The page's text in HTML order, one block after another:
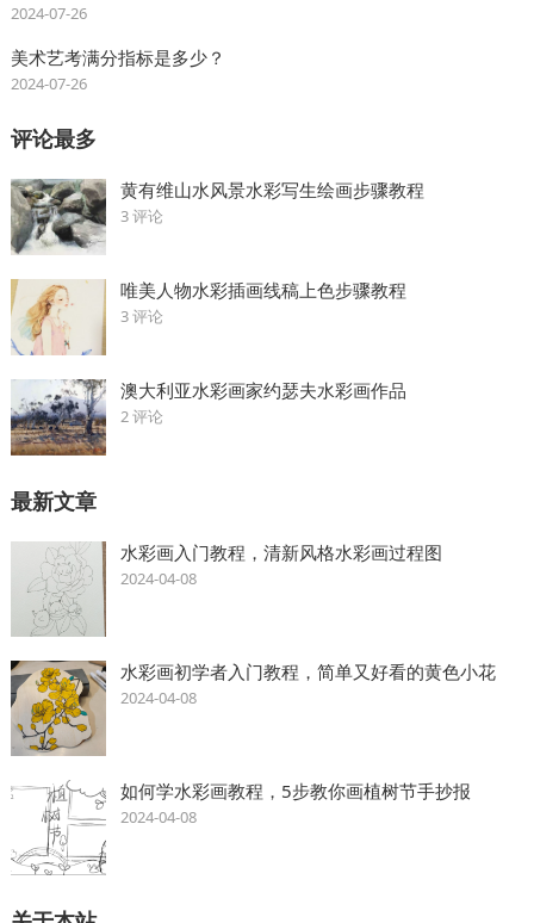
2024-07-26
美术艺考满分指标是多少？
2024-07-26
评论最多
黄有维山水风景水彩写生绘画步骤教程
3 评论
唯美人物水彩插画线稿上色步骤教程
3 评论
澳大利亚水彩画家约瑟夫水彩画作品
2 评论
最新文章
水彩画入门教程，清新风格水彩画过程图
2024-04-08
水彩画初学者入门教程，简单又好看的黄色小花
2024-04-08
如何学水彩画教程，5步教你画植树节手抄报
2024-04-08